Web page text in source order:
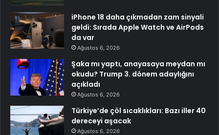
iPhone 18 daha çıkmadan zam sinyali
geldi: Sırada Apple Watch ve AirPods
da var
Ağustos 6, 2026
Şaka mı yaptı, anayasaya meydan mı
okudu? Trump 3. dönem adaylığını
açıkladı
Ağustos 6, 2026
Türkiye’de çöl sıcaklıkları: Bazı iller 40
dereceyi aşacak
Ağustos 6, 2026